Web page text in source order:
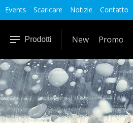
Events Scaricare Notizie Contatto
Prodotti New Promo